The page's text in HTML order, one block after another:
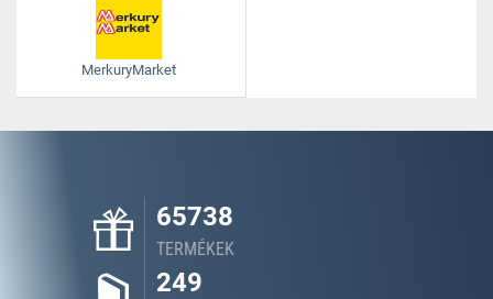
MerkuryMarket
65738
TERMÉKEK
249